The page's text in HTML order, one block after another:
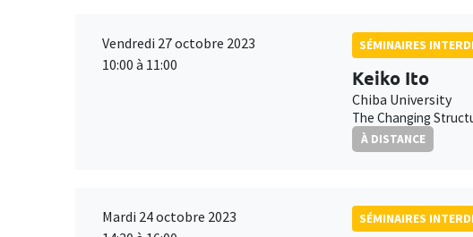
Vendredi 27 octobre 2023
10:00 à 11:00
SÉMINAIRES
Keiko Ito
Chiba University
The Changing
À DISTANCE
Mardi 24 octobre 2023
SÉMINAIRES